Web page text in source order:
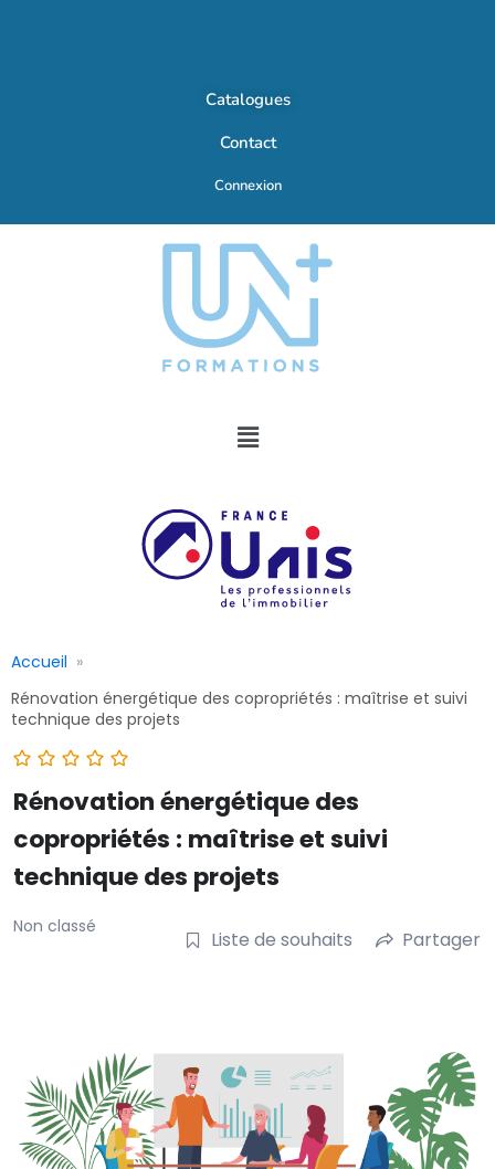
Catalogues
Contact
Connexion
Accueil
Rénovation énergétique des copropriétés : maîtrise et suivi
technique des projets
Rénovation énergétique des
copropriétés : maîtrise et suivi
technique des projets
Non classé
Liste de souhaits Partager